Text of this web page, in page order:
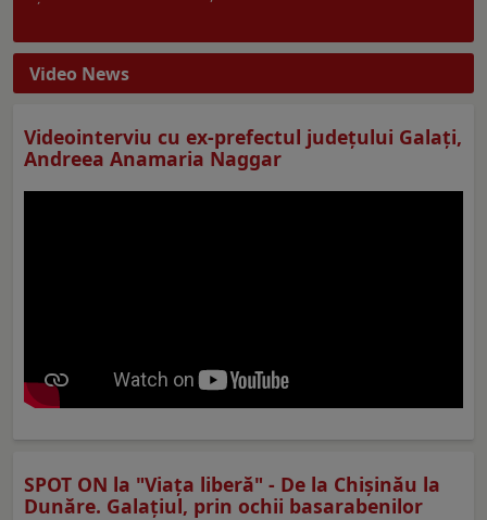
Video News
Videointerviu cu ex-prefectul judeţului Galaţi,
Andreea Anamaria Naggar
SPOT ON la "Viaţa liberă" - De la Chișinău la
Dunăre. Galațiul, prin ochii basarabenilor